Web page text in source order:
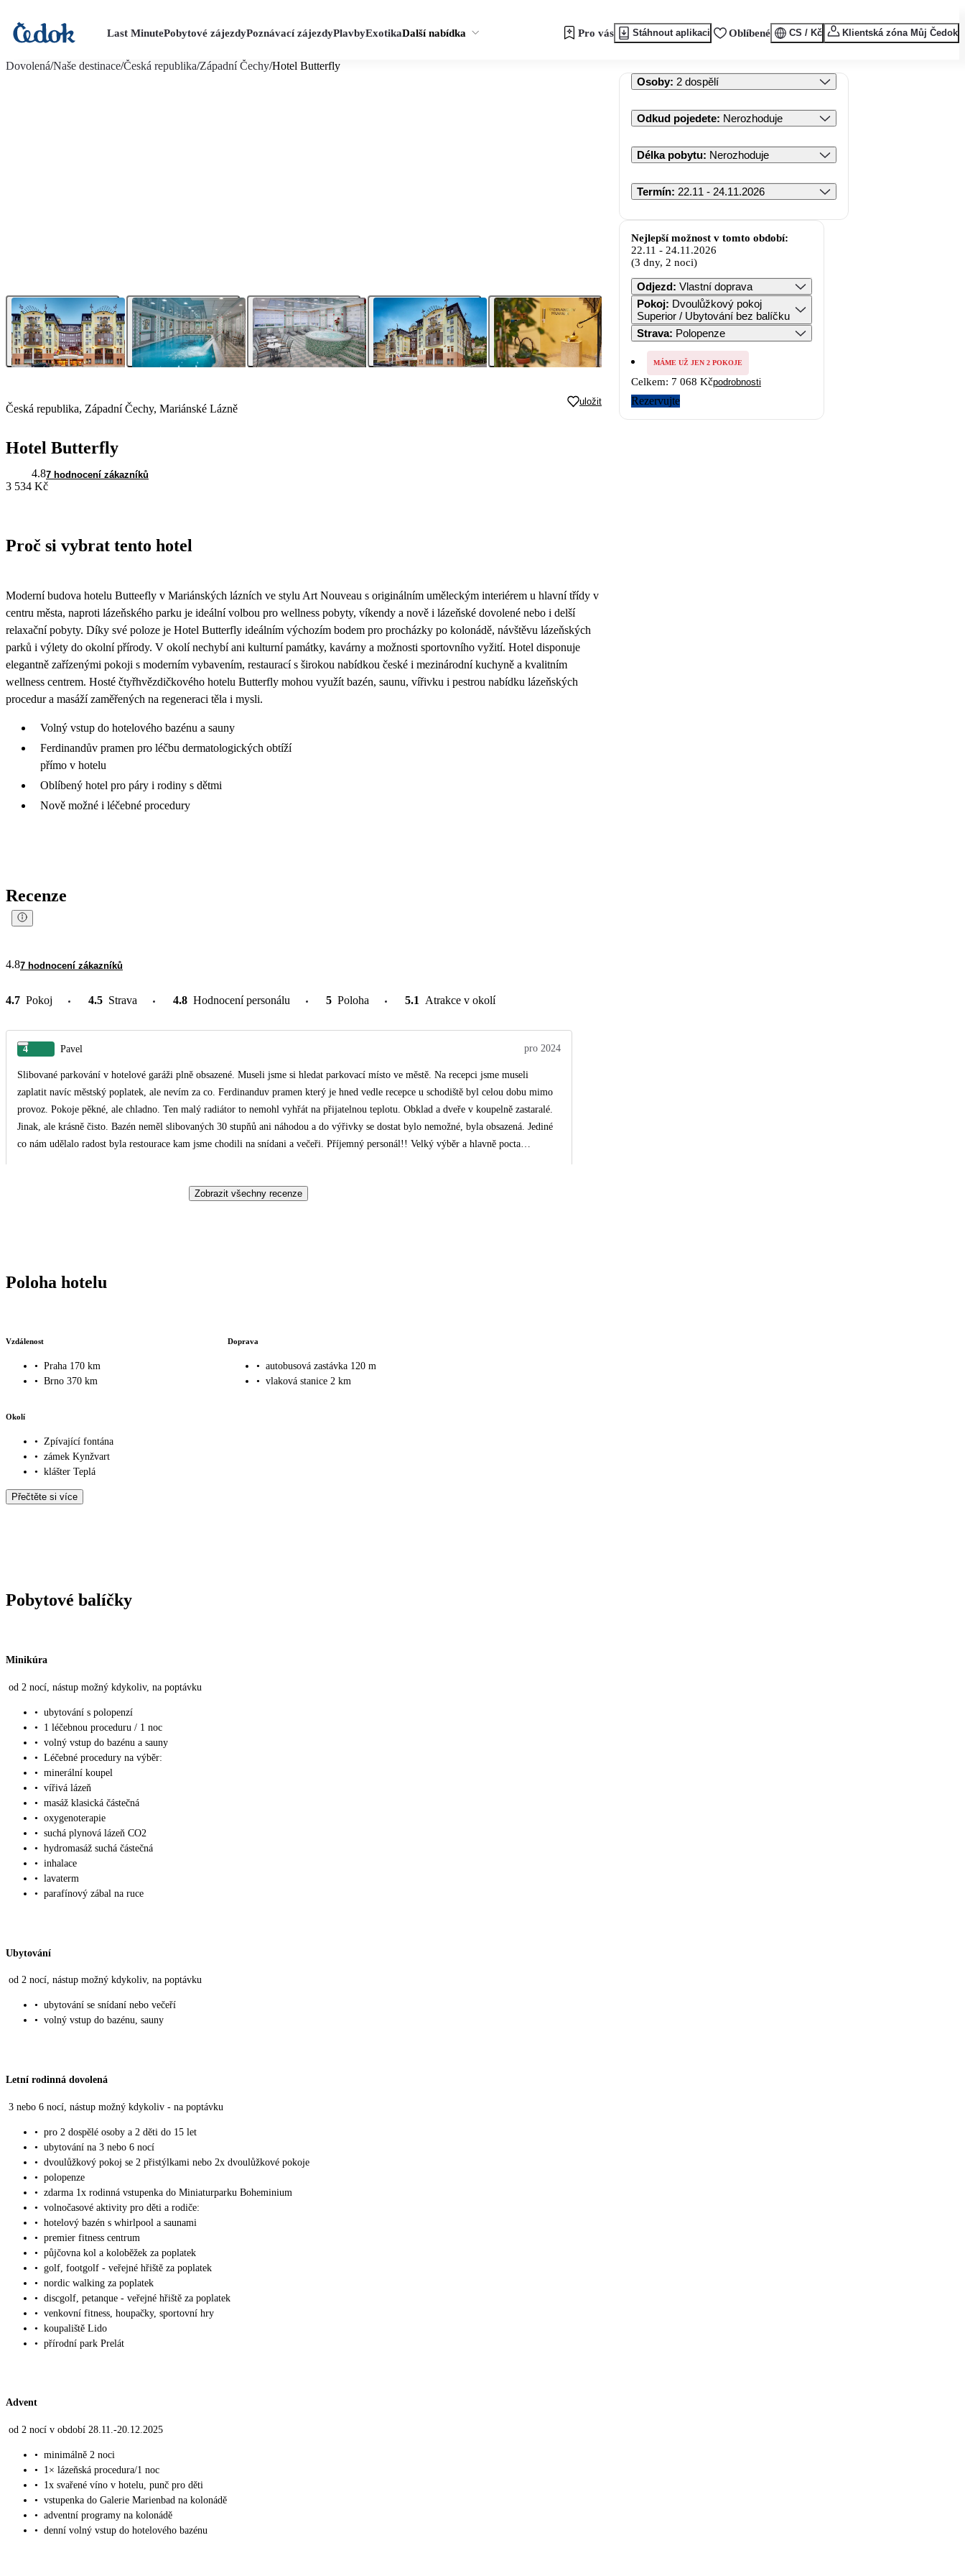
Last MinutePobytové zájezdyPoznávací zájezdyPlavbyExotikaDalší nabídka Pro vás Stáhnout aplikaci Oblíbené CS / Kč Klientská zóna Můj Čedok
Dovolená/Naše destinace/Česká republika/Západní Čechy/Hotel Butterfly
Česká republika, Západní Čechy, Mariánské Lázně
uložit
Hotel Butterfly
4.87 hodnocení zákazníků
3 534 Kč
Proč si vybrat tento hotel
Moderní budova hotelu Butteefly v Mariánských lázních ve stylu Art Nouveau s originálním uměleckým interiérem u hlavní třídy v
centru města, naproti lázeňského parku je ideální volbou pro wellness pobyty, víkendy a nově i lázeňské dovolené nebo i delší
relaxační pobyty. Díky své poloze je Hotel Butterfly ideálním výchozím bodem pro procházky po kolonádě, návštěvu lázeňských
parků i výlety do okolní přírody. V okolí nechybí ani kulturní památky, kavárny a možnosti sportovního vyžití. Hotel disponuje
elegantně zařízenými pokoji s moderním vybavením, restaurací s širokou nabídkou české i mezinárodní kuchyně a kvalitním
wellness centrem. Hosté čtyřhvězdičkového hotelu Butterfly mohou využít bazén, saunu, vířivku i pestrou nabídku lázeňských
procedur a masáží zaměřených na regeneraci těla i mysli.
Volný vstup do hotelového bazénu a sauny
Ferdinandův pramen pro léčbu dermatologických obtíží
přímo v hotelu
Oblíbený hotel pro páry i rodiny s dětmi
Nově možné i léčebné procedury
Recenze
4.87 hodnocení zákazníků
4.7 Pokoj 4.5 Strava 4.8 Hodnocení personálu 5 Poloha 5.1 Atrakce v okolí
4 Pavel pro 2024
Slibované parkování v hotelové garáži plně obsazené. Museli jsme si hledat parkovací místo ve městě. Na recepci jsme museli
zaplatit navíc městský poplatek, ale nevím za co. Ferdinanduv pramen který je hned vedle recepce u schodiště byl celou dobu mimo
provoz. Pokoje pěkné, ale chladno. Ten malý radiátor to nemohl vyhřát na přijatelnou teplotu. Obklad a dveře v koupelně zastaralé.
Jinak, ale krásně čisto. Bazén neměl slibovaných 30 stupňů ani náhodou a do výřivky se dostat bylo nemožné, byla obsazená. Jediné
co nám udělalo radost byla restourace kam jsme chodili na snídani a večeři. Příjemný personál!! Velký výběr a hlavně pocta
nedostatky vylepšit. Děkujeme a přejeme krásný Nový rok 2025.
Zobrazit všechny recenze
Poloha hotelu
Vzdálenost
• Praha 170 km
• Brno 370 km
Doprava
• autobusová zastávka 120 m
• vlaková stanice 2 km
Okolí
• Zpívající fontána
• zámek Kynžvart
• klášter Teplá
Přečtěte si více
Pobytové balíčky
Minikúra
od 2 nocí, nástup možný kdykoliv, na poptávku
• ubytování s polopenzí
•
1 léčebnou proceduru / 1 noc
• volný vstup do bazénu a sauny
• Léčebné procedury na výběr:
• minerální koupel
• vířivá lázeň
• masáž klasická částečná
• oxygenoterapie
• suchá plynová lázeň CO2
• hydromasáž suchá částečná
• inhalace
• lavaterm
• parafínový zábal na ruce
Ubytování
od 2 nocí, nástup možný kdykoliv, na poptávku
• ubytování se snídaní nebo večeří
• volný vstup do bazénu, sauny
Letní rodinná dovolená
3 nebo 6 nocí, nástup možný kdykoliv - na poptávku
• pro 2 dospělé osoby a 2 děti do 15 let
• ubytování na 3 nebo 6 nocí
• dvoulůžkový pokoj se 2 přistýlkami nebo 2x dvoulůžkové pokoje
• polopenze
• zdarma 1x rodinná vstupenka do Miniaturparku Boheminium
• volnočasové aktivity pro děti a rodiče:
• hotelový bazén s whirlpool a saunami
• premier fitness centrum
• půjčovna kol a koloběžek za poplatek
• golf, footgolf - veřejné hřiště za poplatek
• nordic walking za poplatek
• discgolf, petanque - veřejné hřiště za poplatek
• venkovní fitness, houpačky, sportovní hry
• koupaliště Lido
• přírodní park Prelát
Advent
od 2 nocí v období 28.11.-20.12.2025
• minimálně 2 noci
•
1× lázeňská procedura/1 noc
•
1x svařené víno v hotelu, punč pro děti
• vstupenka do Galerie Marienbad na kolonádě
• adventní programy na kolonádě
• denní volný vstup do hotelového bazénu
Osoby: 2 dospělí
Odkud pojedete: Nerozhoduje
Délka pobytu: Nerozhoduje
Termín: 22.11 - 24.11.2026
Nejlepší možnost v tomto období:
22.11 - 24.11.2026
(3 dny, 2 noci)
Odjezd: Vlastní doprava
Pokoj: Dvoulůžkový pokoj
Superior / Ubytování bez balíčku
Strava: Polopenze
MÁME UŽ JEN 2 POKOJE
Celkem: 7 068 Kčpodrobnosti
Rezervujte